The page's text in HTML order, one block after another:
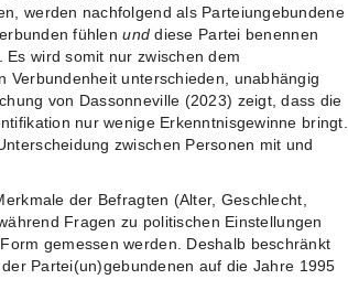
werden nachfolgend als Parteiungebundene
fühlenund diese Partei benennen
wird somit nur zwischen dem
Verbundenheit unterschieden, unabhängig
von Dassonneville (2023) zeigt, dass die
nur wenige Erkenntnisgewinne bringt.
zwischen Personen mit und
der Befragten (Alter, Geschlecht,
Fragen zu politischen Einstellungen
gemessen werden. Deshalb beschränkt
Partei(un)gebundenen auf die Jahre 1995